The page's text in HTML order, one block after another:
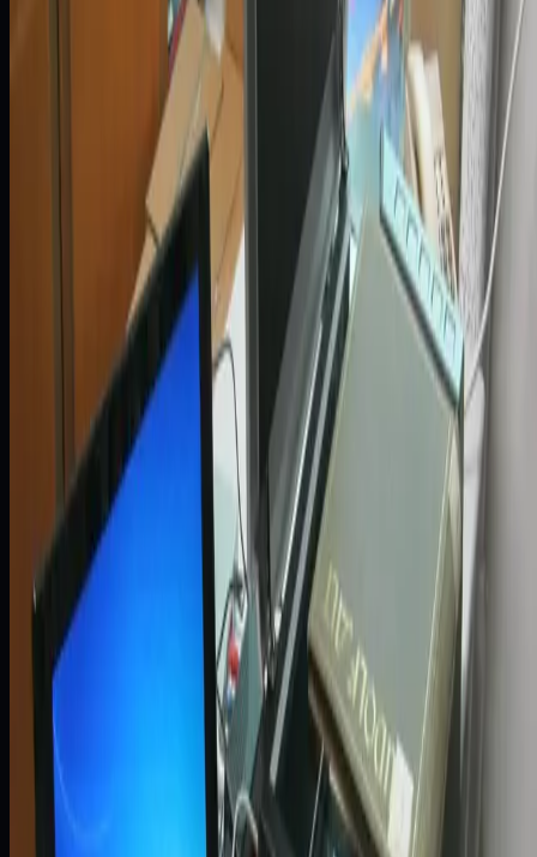
Automatyzacja środowisk testowych i
Zobacz case study
Synchronizacja danych Oracle i
PostgreSQL w czasie rzeczywistym
Zobacz case study
Nowoczesna integracja danych dla
wydajniejszego raportowania i niższych
kosztów
Zobacz case study
Ubezpieczenia
Płynna migracja Oracle 12c do 19c na
platformie IBM Power
Zobacz case study
Raportowanie w czasie rzeczywistym i
lepszy dostęp do danych
ubezpieczeniowych